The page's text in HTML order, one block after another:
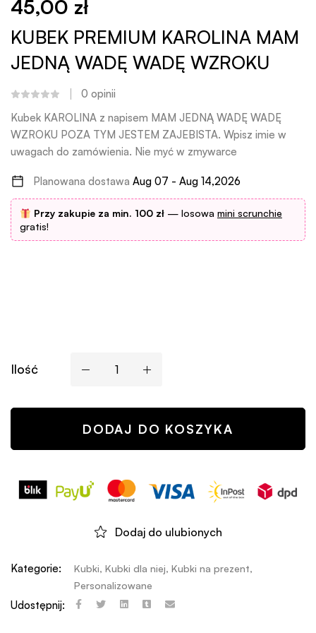
45,00 zł
KUBEK PREMIUM KAROLINA MAM
JEDNĄ WADĘ WADĘ WZROKU
0 opinii
Kubek KAROLINA z napisem MAM JEDNĄ WADĘ WADĘ
WZROKU POZA TYM JESTEM ZAJEBISTA. Wpisz imie w
uwagach do zamówienia. Nie myć w zmywarce
Planowana dostawa Aug 07 - Aug 14,2026
Przy zakupie za min. 100 zł— losowa mini scrunchie
gratis!
Ilość
DODAJ DO KOSZYKA
Dodaj do ulubionych
Kategorie: Kubki, Kubki dla niej, Kubki na prezent,
Personalizowane
Udostępnij: